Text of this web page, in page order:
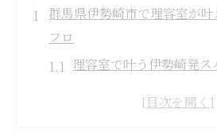
群馬県伊勢崎市で理容室が
フロ
理容室で叶う伊勢崎発